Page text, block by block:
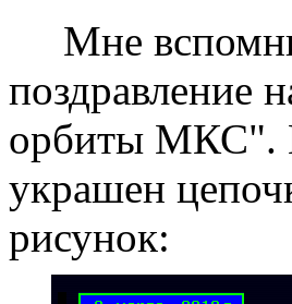
Мне
поздравление
орбиты МКС".
украшен
рисунок: